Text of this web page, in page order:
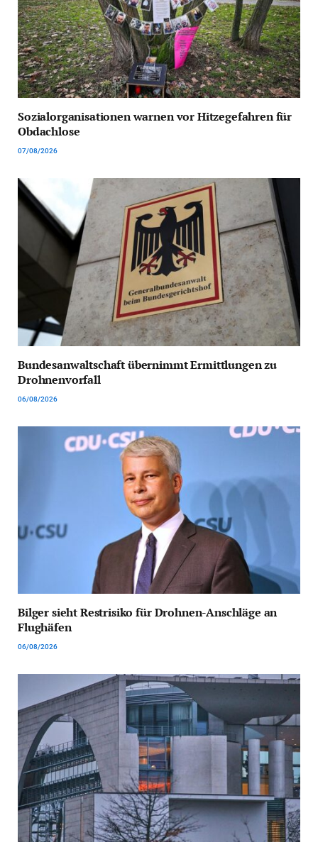
Sozialorganisationen warnen vor Hitzegefahren für
Obdachlose
07/08/2026
Bundesanwaltschaft übernimmt Ermittlungen zu
Drohnenvorfall
06/08/2026
Bilger sieht Restrisiko für Drohnen-Anschläge an
Flughäfen
06/08/2026